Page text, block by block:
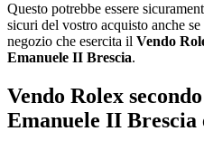
Questo potrebbe essere
sicuri del vostro acquisto anche
negozio che esercita il Vendo
Emanuele II Brescia.
Vendo Rolex
Emanuele II Brescia